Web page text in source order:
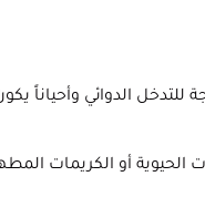
للتدخل الدوائي وأحياناً
الحيوية أو الكريمات